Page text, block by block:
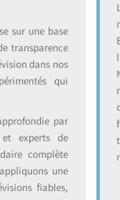
sur une base
transparence
dans nos
qui
par
experts de
complète
une
fiables,